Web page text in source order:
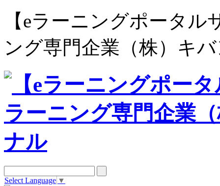
【eラーニングポータル
ング専門企業（株）キ
Select Language ▼